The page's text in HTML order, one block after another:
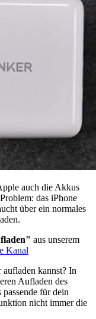
auch die Akkus
das iPhone
über ein normales
aus unserem
Kanal
kannst? In
Aufladen des
für dein
nicht immer die